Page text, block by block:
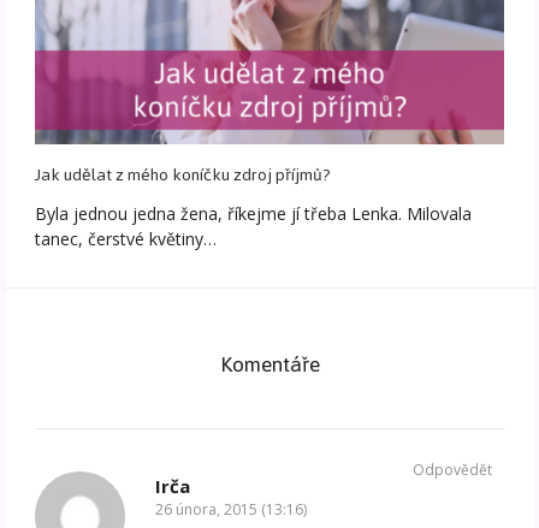
Jak udělat z mého koníčku zdroj příjmů?
Byla jednou jedna žena, říkejme jí třeba Lenka. Milovala
tanec, čerstvé květiny…
Komentáře
Irča
26 února, 2015 (13:16)
Odpovědět